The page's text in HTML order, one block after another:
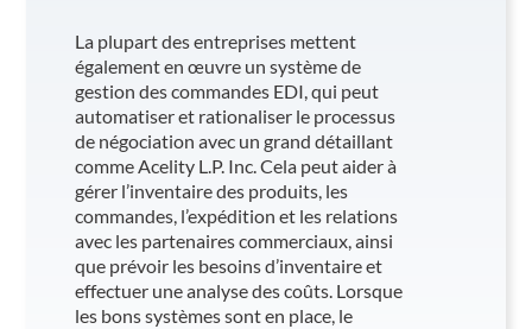
La plupart des entreprises mettent
également en œuvre un système de
gestion des commandes EDI, qui peut
automatiser et rationaliser le processus
de négociation avec un grand détaillant
comme Acelity L.P. Inc. Cela peut aider à
gérer l’inventaire des produits, les
commandes, l’expédition et les relations
avec les partenaires commerciaux, ainsi
que prévoir les besoins d’inventaire et
effectuer une analyse des coûts. Lorsque
les bons systèmes sont en place, le